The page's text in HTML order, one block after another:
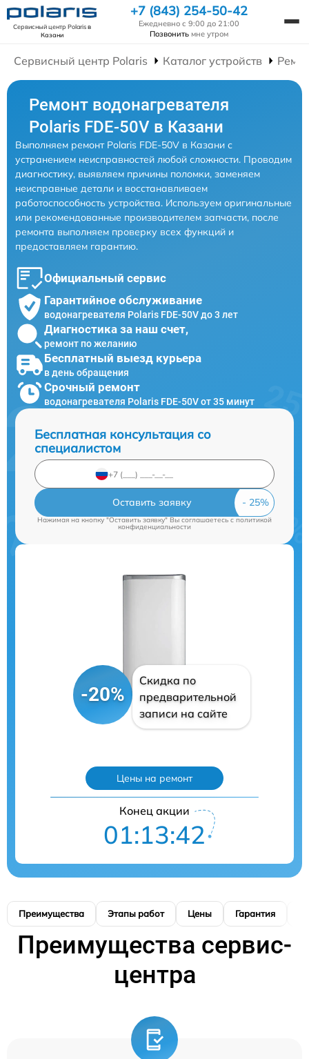
Сервисный центр Polarisв
Казани
+7 (843) 254-50-42
Ежедневно с 9:00 до 21:00
Позвонить мне утром
Сервисный центр Polaris Каталог устройств
Ремонт водонагревателя
Polaris FDE-50V в Казани
Выполняем ремонт Polaris FDE-50V в Казани с
устранением неисправностей любой сложности. Проводим
диагностику, выявляем причины поломки, заменяем
неисправные детали и восстанавливаем
работоспособность устройства. Используем оригинальные
или рекомендованные производителем запчасти, после
ремонта выполняем проверку всех функций и
предоставляем гарантию.
Официальный сервис
Гарантийное обслуживание
водонагревателя Polaris FDE-50V до 3 лет
Диагностика за наш счет,
ремонт по желанию
Бесплатный выезд курьера
в день обращения
Срочный ремонт
водонагревателя Polaris FDE-50V от 35 минут
Бесплатная консультация со
специалистом
Оставить заявку
Нажимая на кнопку "Оставить заявку" Вы соглашаетесь cполитикой
конфиденциальности
-20%
Скидка по
предварительной
записи на сайте
Цены на ремонт
Конец акции
01:13:41
Преимущества Этапы работ Цены Гарантия
Преимущества сервис-
центра